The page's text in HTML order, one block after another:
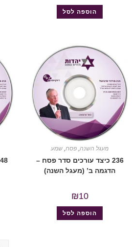
הוספה לסל
מעגל השנה, פסח, שמע
236 כיצד עורכים סדר פסח –
הדגמה ב’ (מעגל השנה)
₪10
הוספה לסל